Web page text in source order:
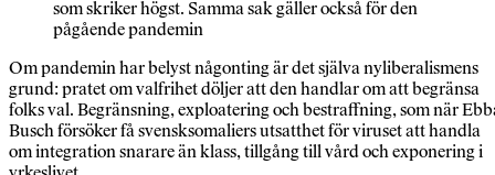
som skriker högst. Samma sak gäller också för den
pågående pandemin
Om pandemin har belyst någonting är det själva nyliberalismens
grund: pratet om valfrihet döljer att den handlar om att begränsa
folks val. Begränsning, exploatering och bestraffning, som när
Busch försöker få svensksomaliers utsatthet för viruset att handla
om integration snarare än klass, tillgång till vård och exponering i